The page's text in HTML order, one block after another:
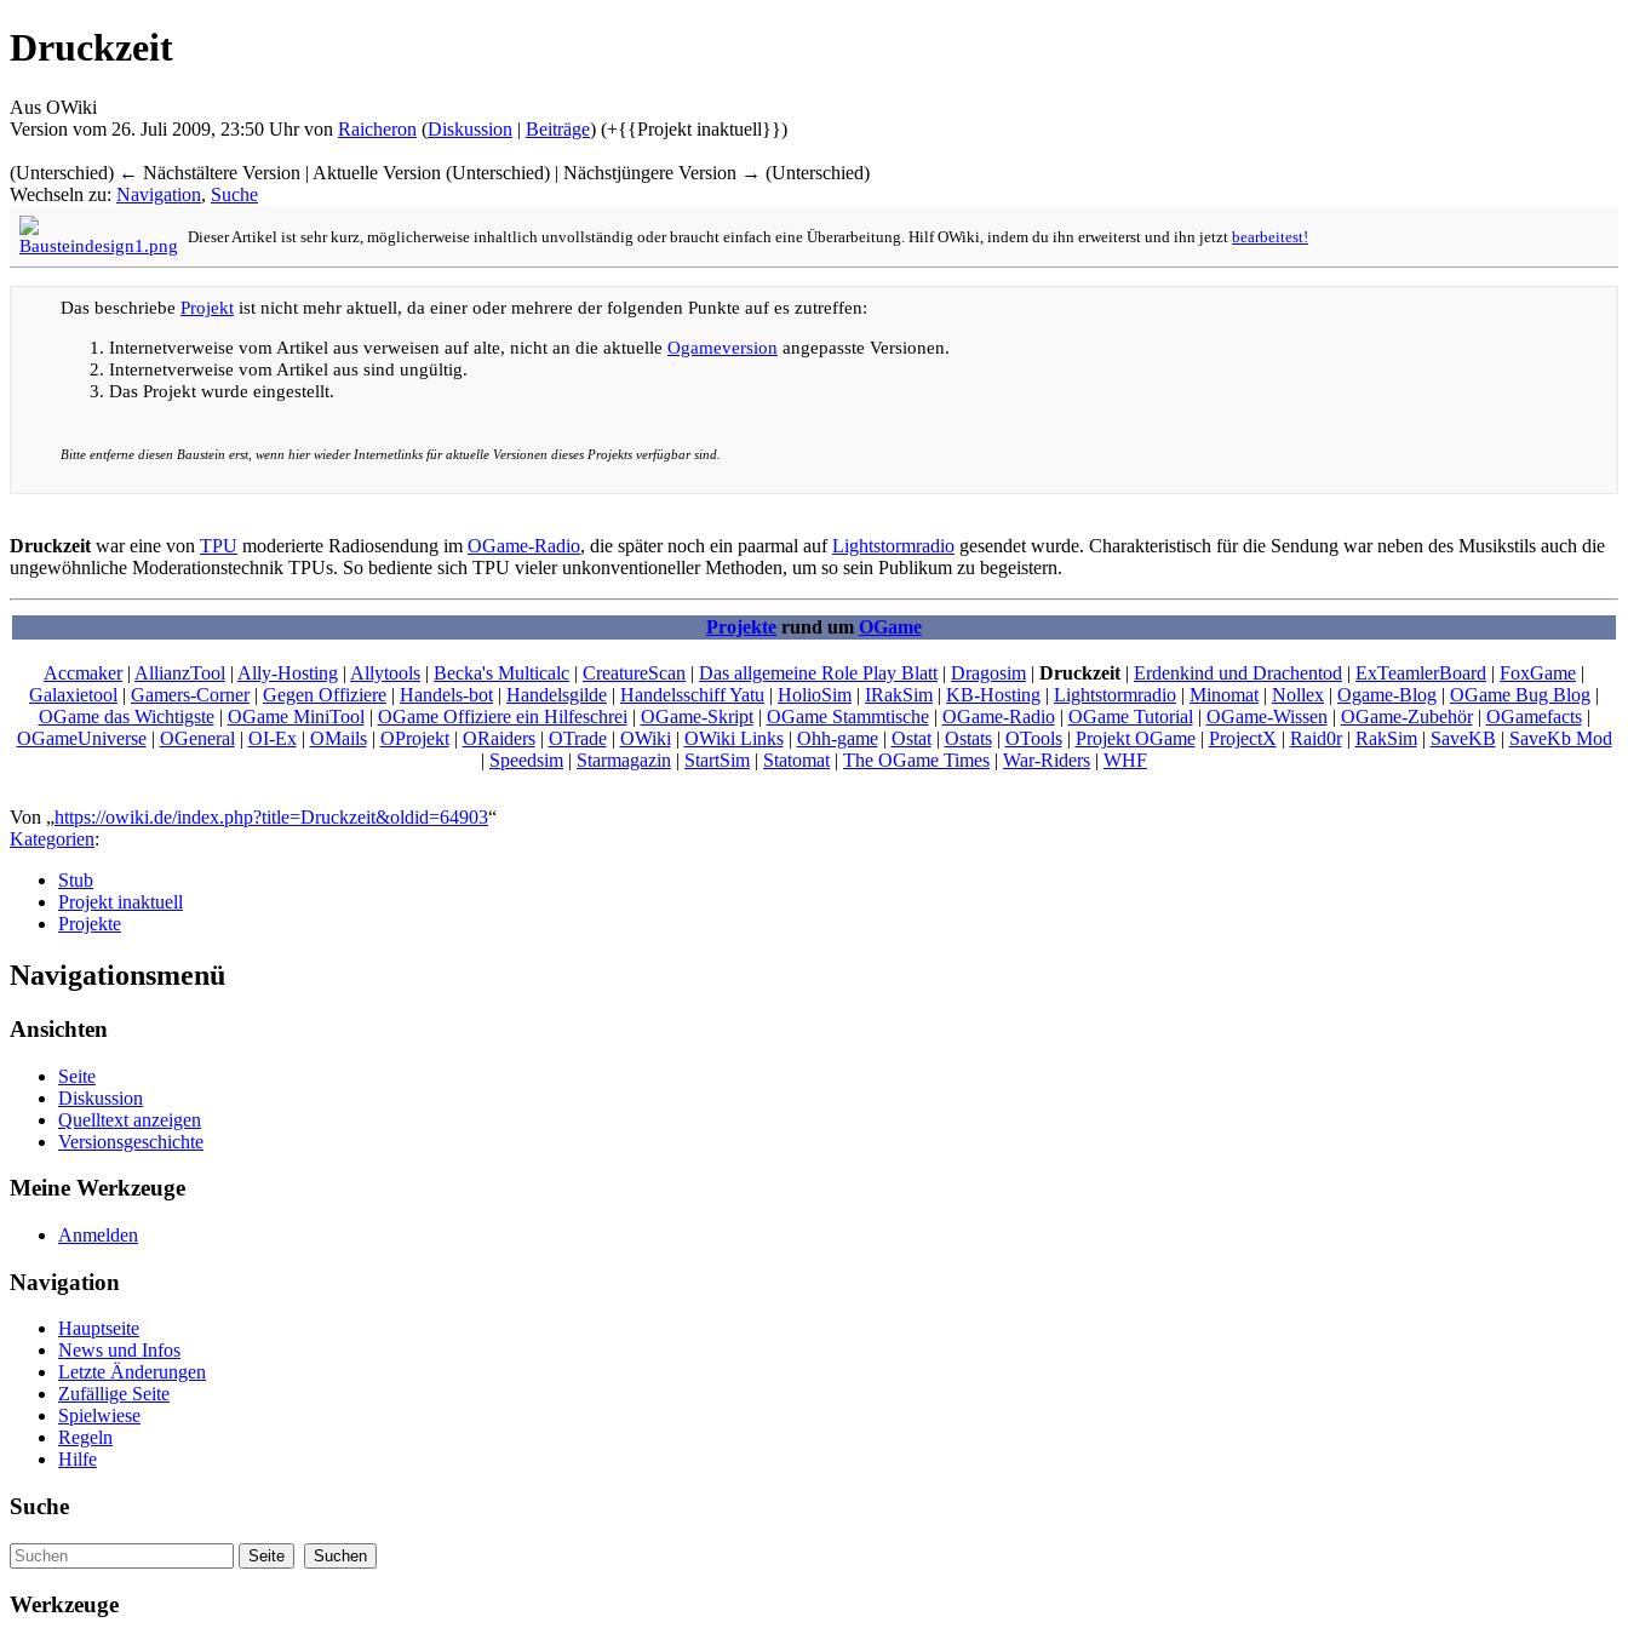
Druckzeit
Aus OWiki
Version vom 26. Juli 2009, 23:50 Uhr von Raicheron (Diskussion | Beiträge) (+{{Projekt inaktuell}})
(Unterschied) ← Nächstältere Version | Aktuelle Version (Unterschied) | Nächstjüngere Version → (Unterschied)
Wechseln zu: Navigation, Suche
Dieser Artikel ist sehr kurz, möglicherweise inhaltlich unvollständig oder braucht einfach eine Überarbeitung. Hilf OWiki, indem du ihn erweiterst und ihn jetzt bearbeitest!
Das beschriebe Projekt ist nicht mehr aktuell, da einer oder mehrere der folgenden Punkte auf es zutreffen:
Internetverweise vom Artikel aus verweisen auf alte, nicht an die aktuelle Ogameversion angepasste Versionen.
Internetverweise vom Artikel aus sind ungültig.
Das Projekt wurde eingestellt.
Bitte entferne diesen Baustein erst, wenn hier wieder Internetlinks für aktuelle Versionen dieses Projekts verfügbar sind.
Druckzeit war eine von TPU moderierte Radiosendung im OGame-Radio, die später noch ein paarmal aufLightstormradio gesendet wurde. Charakteristisch für die Sendung war neben des Musikstils auch die
ungewöhnliche Moderationstechnik TPUs. So bediente sich TPU vieler unkonventioneller Methoden, um so sein Publikum zu begeistern.
Projekte rund um OGame
Accmaker| AllianzTool | Ally-Hosting | Allytools | Becka's Multicalc | CreatureScan | Das allgemeine Role Play Blatt | Dragosim | Druckzeit | Erdenkind und Drachentod | ExTeamlerBoard | FoxGame |
Galaxietool | Gamers-Corner| Gegen Offiziere | Handels-bot | Handelsgilde | Handelsschiff Yatu | HolioSim | IRakSim | KB-Hosting | Lightstormradio | Minomat | Nollex | Ogame-Blog | OGame Bug Blog |
OGame das Wichtigste| OGame MiniTool | OGame Offiziere ein Hilfeschrei | OGame-Skript| OGame Stammtische| OGame-Radio| OGame Tutorial | OGame-Wissen | OGame-Zubehör| OGamefacts|
OGameUniverse| OGeneral | OI-Ex| OMails| OProjekt| ORaiders| OTrade| OWiki | OWiki Links| Ohh-game| Ostat| Ostats| OTools| Projekt OGame| ProjectX | Raid0r| RakSim| SaveKB | SaveKb Mod
| Speedsim | Starmagazin | StartSim | Statomat | The OGame Times | War-Riders | WHF
Von „https://owiki.de/index.php?title=Druckzeit&oldid=64903“
Kategorien:
Stub
Projekt inaktuell
Projekte
Navigationsmenü
Ansichten
Seite
Diskussion
Quelltext anzeigen
Versionsgeschichte
Meine Werkzeuge
Anmelden
Navigation
Hauptseite
News und Infos
Letzte Änderungen
Zufällige Seite
Spielwiese
Regeln
Hilfe
Suche
Werkzeuge